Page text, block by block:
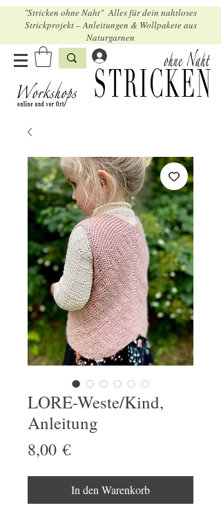
"Stricken ohne Naht" Alles für dein nahtloses
Strickprojekt – Anleitungen & Wollpakete aus
Naturgarnen
LORE-Weste/Kind,
Anleitung
8,00 €Preis
In den Warenkorb